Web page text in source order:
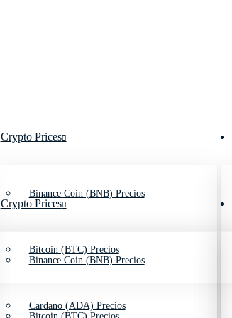
Crypto Prices
Binance Coin (BNB) Precios
Bitcoin (BTC) Precios
Cardano (ADA) Precios
Crypto Prices
Binance Coin (BNB) Precios